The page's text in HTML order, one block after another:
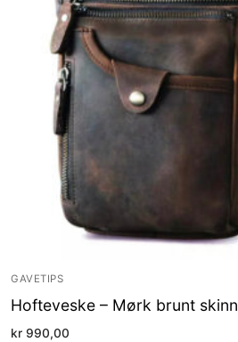
GAVETIPS
Hofteveske – Mørk brunt skinn
kr 990,00